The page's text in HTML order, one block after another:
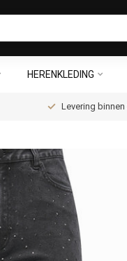
HERENKLEDING
Levering binnen